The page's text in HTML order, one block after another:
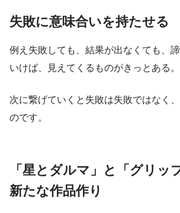
失敗に意味合いを持たせる
例え失敗しても、結果が出なくても、
いけば、見えてくるものがきっとある。
次に繋げていくと失敗は失敗ではなく
のです。
「星とダルマ」と「グリッ
新たな作品作り